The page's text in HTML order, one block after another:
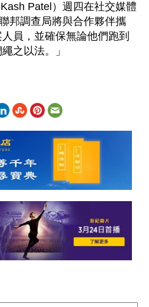
Patel）週四在社交媒體
邦調查局將與合作夥伴攜
員，並確保無論他們跑到
之以法。」